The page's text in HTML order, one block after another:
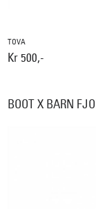
TOVA
Kr 500,-
BOOT X BARN